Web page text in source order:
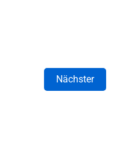
Nächster